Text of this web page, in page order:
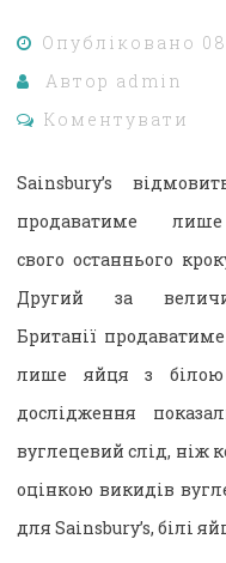
Опубліковано
Автор admin
Коментувати
Sainsbury’s
продаватиме
свого останнього
Другий за
Британії
лише яйця з білою
дослідження
вуглецевий слід, ніж
оцінкою викидів
для Sainsbury’s, білі